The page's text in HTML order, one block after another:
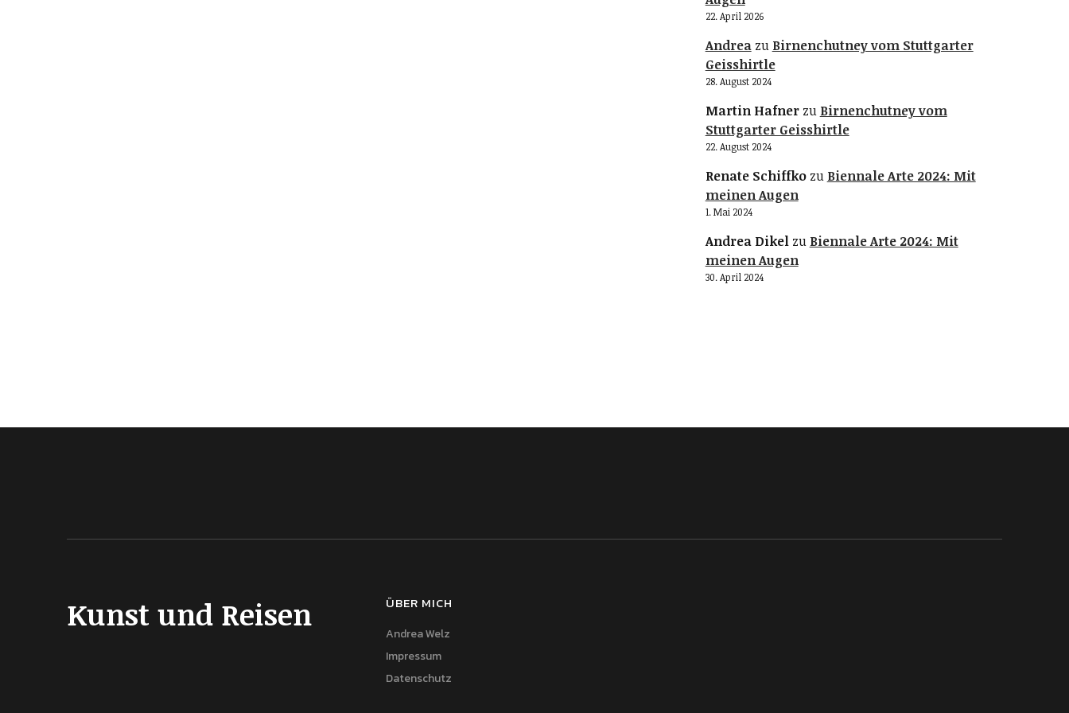
22. April 2026
Andreazu Birnenchutney vom Stuttgarter
Geisshirtle
28. August 2024
Martin Hafnerzu Birnenchutney vom
Stuttgarter Geisshirtle
22. August 2024
Renate Schiffkozu Biennale Arte 2024: Mit
meinen Augen
1. Mai 2024
Andrea Dikelzu Biennale Arte 2024: Mit
meinen Augen
30. April 2024
Kunst und Reisen ÜBER MICH
Andrea Welz
Impressum
Datenschutz